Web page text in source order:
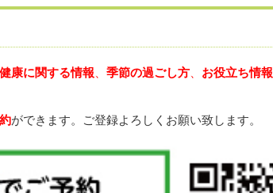
健康に関する情報、 季節の過ごし方、 お役立ち情報
ができます。ご登録よろしくお願い致します。